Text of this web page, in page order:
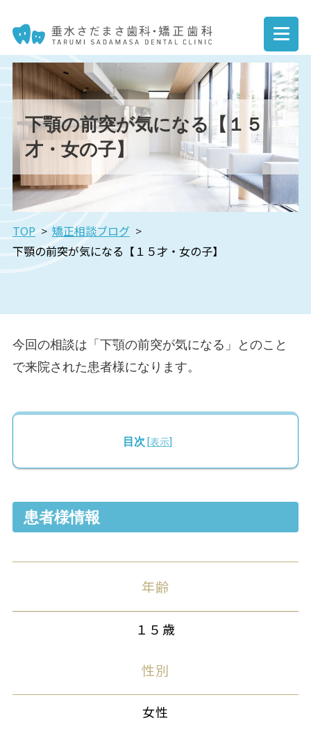
下顎の前突が気になる【１５
才・女の子】
TOP
矯正相談ブログ
下顎の前突が気になる【１５才・女の子】
今回の相談は「下顎の前突が気になる」とのこと
で来院された患者様になります。
目次 [表示]
患者様情報
年齢
１５歳
性別
女性